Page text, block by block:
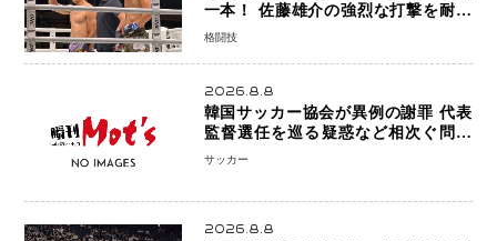
一本！ 佐藤雄介の強烈な打撃を耐え
抜き、リアネイキッドチョークで勝利
格闘技
2026.8.8
韓国サッカー協会が異例の謝罪 代表
監督選任を巡る疑惑など相次ぐ問題
「組織の刷新」誓う
サッカー
2026.8.8